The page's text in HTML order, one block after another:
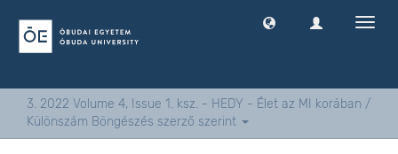
3. 2022 Volume 4, Issue 1. ksz. - HEDY - Élet az MI korában /
Különszám Böngészés szerző szerint